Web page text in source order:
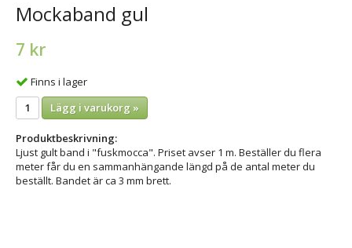
Mockaband gul
7 kr
Finns i lager
Lägg i varukorg »
Produktbeskrivning:
Ljust gult band i "fuskmocca". Priset avser 1 m. Beställer du flera
meter får du en sammanhängande längd på de antal meter du
beställt. Bandet är ca 3 mm brett.